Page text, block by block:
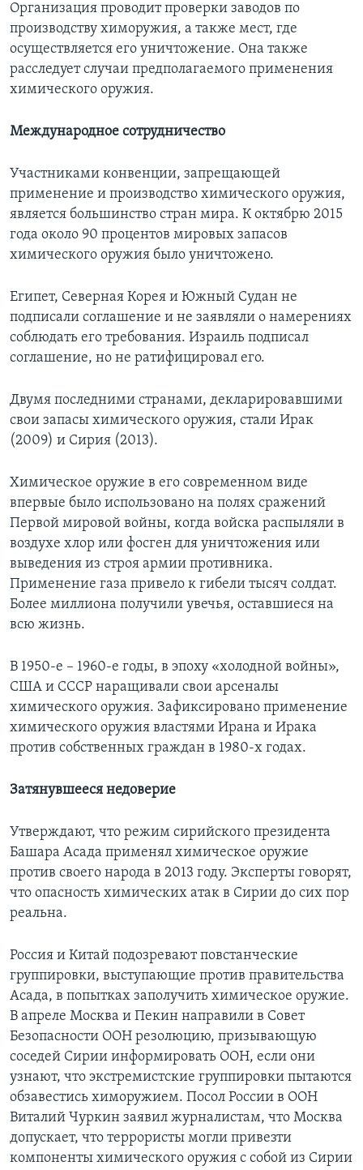
Организация проводит проверки заводов по
производству химоружия, а также мест, где
осуществляется его уничтожение. Она также
расследует случаи предполагаемого применения
химического оружия.
Международное сотрудничество
Участниками конвенции, запрещающей
применение и производство химического оружия,
является большинство стран мира. К октябрю 2015
года около 90 процентов мировых запасов
химического оружия было уничтожено.
Египет, Северная Корея и Южный Судан не
подписали соглашение и не заявляли о намерениях
соблюдать его требования. Израиль подписал
соглашение, но не ратифицировал его.
Двумя последними странами, декларировавшими
свои запасы химического оружия, стали Ирак
(2009) и Сирия (2013).
Химическое оружие в его современном виде
впервые было использовано на полях сражений
Первой мировой войны, когда войска распыляли в
воздухе хлор или фосген для уничтожения или
выведения из строя армии противника.
Применение газа привело к гибели тысяч солдат.
Более миллиона получили увечья, оставшиеся на
всю жизнь.
В 1950-е – 1960-е годы, в эпоху «холодной войны»,
США и СССР наращивали свои арсеналы
химического оружия. Зафиксировано применение
химического оружия властями Ирана и Ирака
против собственных граждан в 1980-х годах.
Затянувшееся недоверие
Утверждают, что режим сирийского президента
Башара Асада применял химическое оружие
против своего народа в 2013 году. Эксперты говорят,
что опасность химических атак в Сирии до сих пор
реальна.
Россия и Китай подозревают повстанческие
группировки, выступающие против правительства
Асада, в попытках заполучить химическое оружие.
В апреле Москва и Пекин направили в Совет
Безопасности ООН резолюцию, призывающую
соседей Сирии информировать ООН, если они
узнают, что экстремистские группировки пытаются
обзавестись химоружием. Посол России в ООН
Виталий Чуркин заявил журналистам, что Москва
допускает, что террористы могли привезти
компоненты химического оружия с собой из Сирии